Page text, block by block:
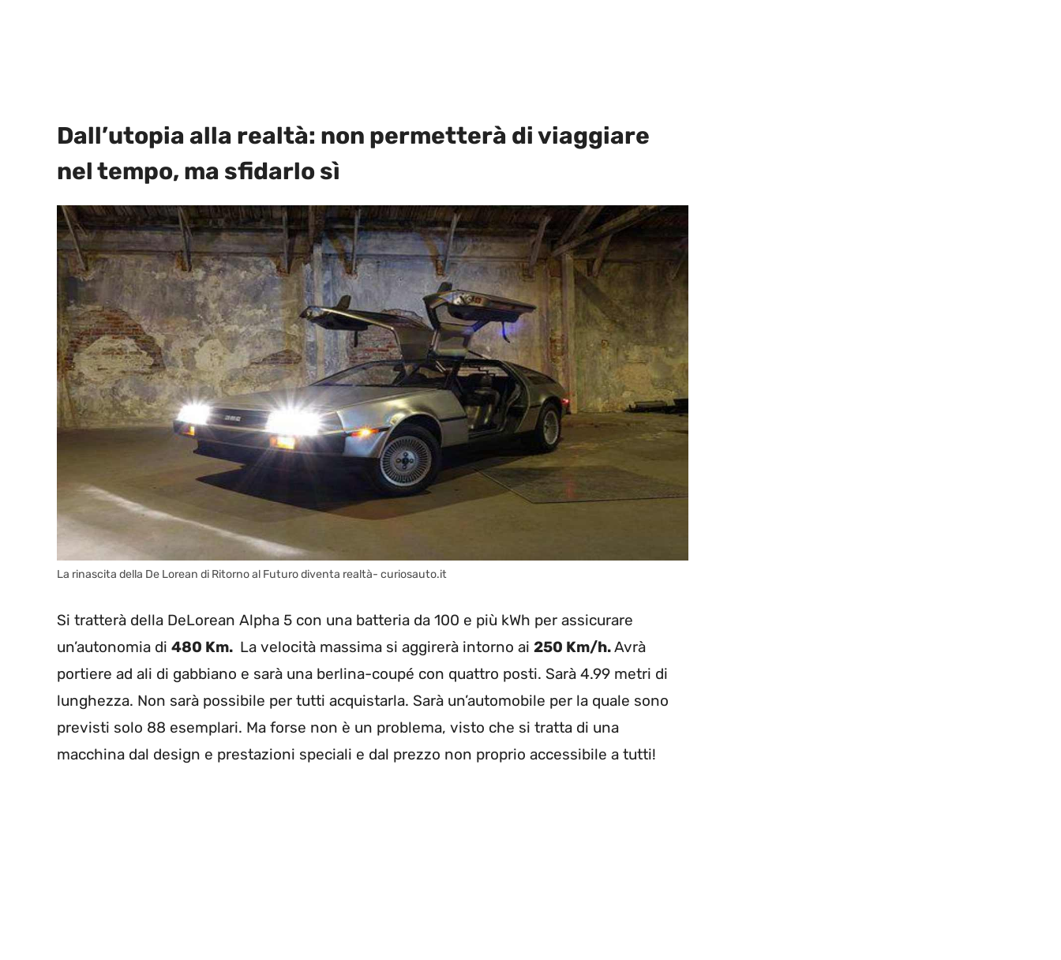
Dall’utopia alla realtà: non permetterà di viaggiare
nel tempo, ma sfidarlo sì
La rinascita della De Lorean di Ritorno al Futuro diventa realtà- curiosauto.it
Si tratterà della DeLorean Alpha 5 con una batteria da 100 e più kWh per assicurare
un’autonomia di 480 Km. La velocità massima si aggirerà intorno ai 250 Km/h.Avrà
portiere ad ali di gabbiano e sarà una berlina-coupé con quattro posti. Sarà 4.99 metri di
lunghezza. Non sarà possibile per tutti acquistarla. Sarà un’automobile per la quale sono
previsti solo 88 esemplari. Ma forse non è un problema, visto che si tratta di una
macchina dal design e prestazioni speciali e dal prezzo non proprio accessibile a tutti!